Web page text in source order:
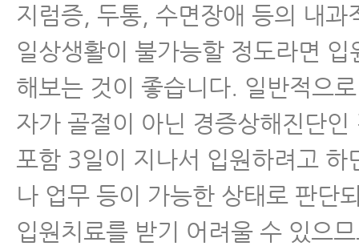
지럼증, 두통, 수면장애 등의 내과
일상생활이 불가능할 정도라면 입
해보는 것이 좋습니다. 일반적으
자가 골절이 아닌 경증상해진단인
포함 3일이 지나서 입원하려고 하
나 업무 등이 가능한 상태로 판단
입원치료를 받기 어려울 수 있으